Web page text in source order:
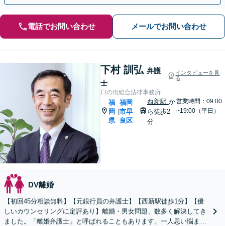
電話でお問い合わせ メールでお問い合わせ
下村 訓弘 弁護
士
インタビューを見
る
日の出総合法律事務所
福
岡
県
|
福岡
市早
良区
西新駅 か
ら徒歩2
分
営業時間：09:00
~19:00（平日）
DV離婚
【初回45分相談無料】【元銀行員の弁護士】【西新駅徒歩1分】【優
しいカウンセリングに定評あり】離婚・男女問題、数多く解決してき
ました。「離婚弁護士」と呼ばれることもあります。一人思い悩ま